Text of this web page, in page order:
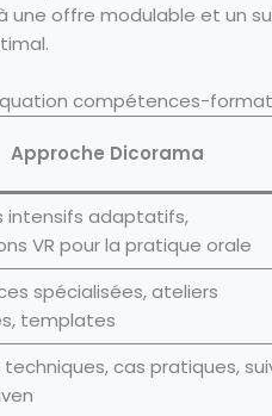
une offre modulable et un
compétences-
Approche Dicorama
intensifs adaptatifs,
VR pour la pratique orale
spécialisées, ateliers
templates
techniques, cas pratiques,